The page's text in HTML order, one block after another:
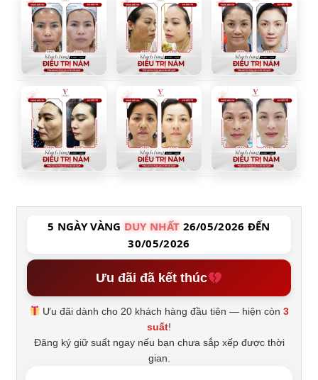
5 NGÀY VÀNG DUY NHẤT 26/05/2026 ĐẾN
30/05/2026
Ưu đãi đã kết thúc
Ưu đãi dành cho 20 khách hàng đầu tiên — hiện còn3
suất!
Đăng ký giữ suất ngay nếu bạn chưa sắp xếp được thời
gian.